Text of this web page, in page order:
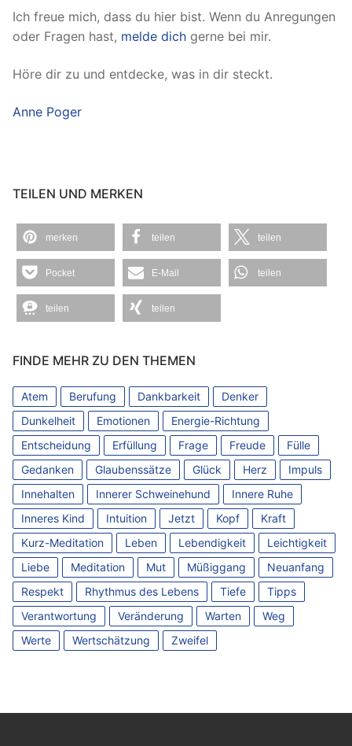
Ich freue mich, dass du hier bist. Wenn du Anregungen
oder Fragen hast, melde dich gerne bei mir.
Höre dir zu und entdecke, was in dir steckt.
Anne Poger
TEILEN UND MERKEN
merken teilen teilen
Pocket E-Mail teilen
teilen teilen
FINDE MEHR ZU DEN THEMEN
Atem Berufung Dankbarkeit
Denker
Dunkelheit
Emotionen
Energie-Richtung
Entscheidung
Erfüllung Frage Freude
Fülle
Gedanken
Glaubenssätze Glück Herz
Impuls
Innehalten
Innerer Schweinehund
Innere Ruhe
Inneres Kind
Intuition Jetzt Kopf
Kraft
Kurz-Meditation
Leben Lebendigkeit
Leichtigkeit
Liebe
Meditation Mut Müßiggang
Neuanfang
Respekt
Rhythmus des Lebens Tiefe
Tipps
Verantwortung
Veränderung Warten
Weg
Werte
Wertschätzung Zweifel